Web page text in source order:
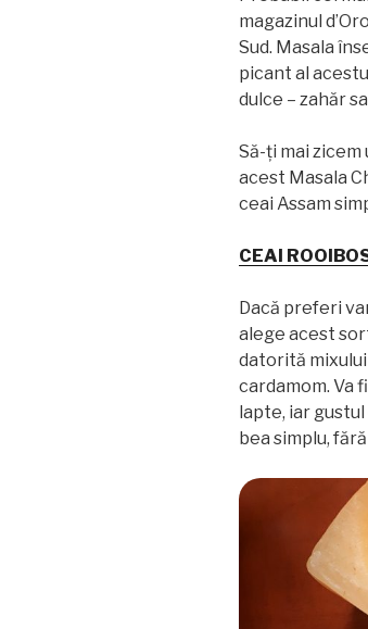
magazinul
Sud. Masala
picant al
dulce – zahăr
Să-ți mai
acest Masala
ceai Assam
CEAI
Dacă preferi
alege acest
datorită mixului
cardamom. Va
lapte, iar
bea simplu,